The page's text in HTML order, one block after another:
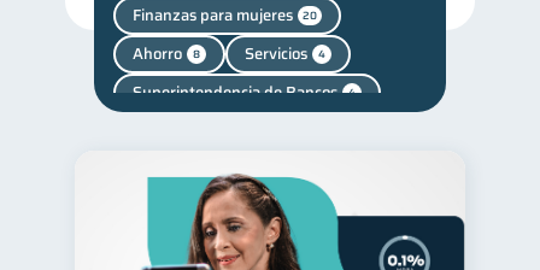
Finanzas para mujeres 20
Ahorro 8 Servicios 4
Superintendencia de Bancos 4
Finanzas personales
Manejo de deudas 31
Educación financiera 31